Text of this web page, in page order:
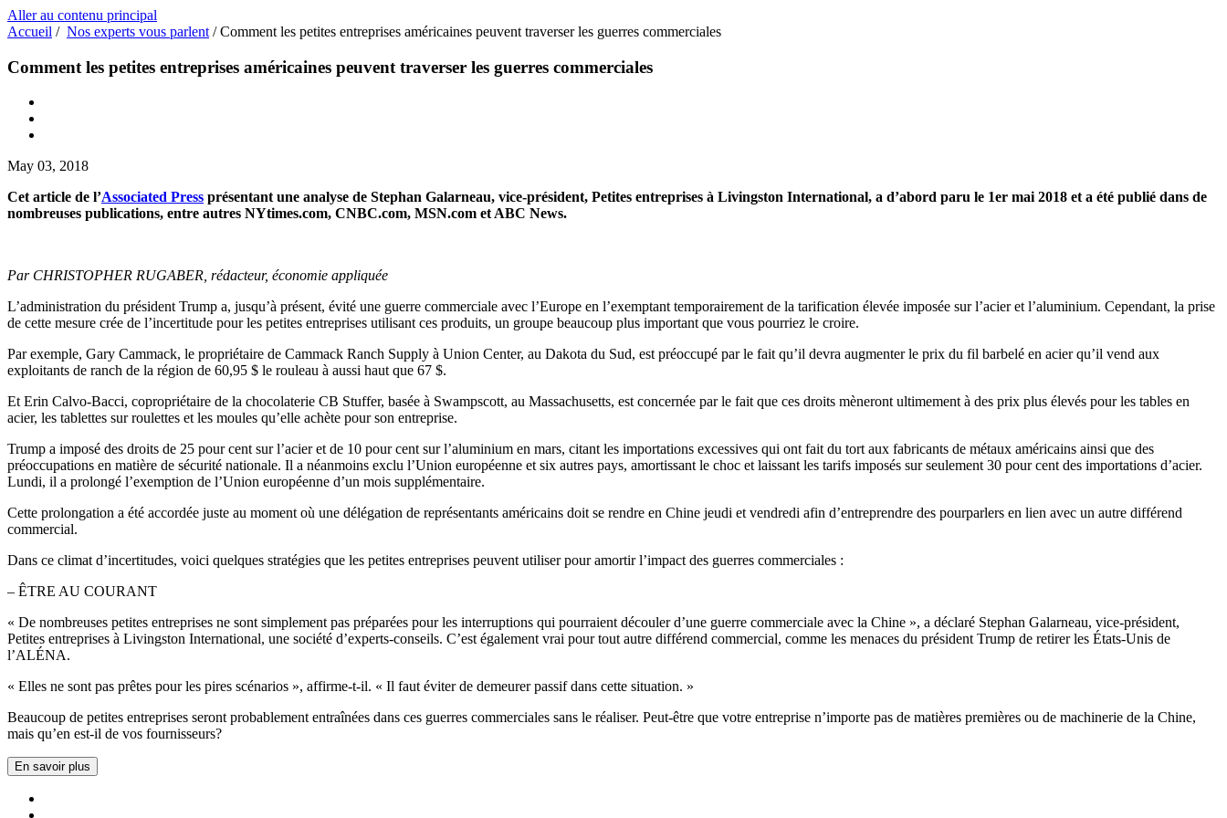
Aller au contenu principal
Accueil / Nos experts vous parlent /Comment les petites entreprises américaines peuvent traverser les guerres commerciales
Comment les petites entreprises américaines peuvent traverser les guerres commerciales
May 03, 2018
Cet article de l’Associated Press présentant une analyse de Stephan Galarneau, vice-président, Petites entreprises à Livingston International, a d’abord paru le 1er mai 2018 et a été publié dans de
nombreuses publications, entre autres NYtimes.com, CNBC.com, MSN.com etABC News.
Par CHRISTOPHER RUGABER, rédacteur, économie appliquée
L’administration du président Trump a, jusqu’à présent, évité une guerre commerciale avec l’Europe en l’exemptant temporairement de la tarification élevée imposée sur l’acier et l’aluminium. Cependant, la prise
de cette mesure crée de l’incertitude pour les petites entreprises utilisant ces produits, un groupe beaucoup plus important que vous pourriez le croire.
Par exemple, Gary Cammack, le propriétaire de Cammack Ranch Supply à Union Center, au Dakota du Sud, est préoccupé par le fait qu’il devra augmenter le prix du fil barbelé en acier qu’il vend aux
exploitants de ranch de la région de 60,95 $ le rouleau à aussi haut que 67 $.
Et Erin Calvo-Bacci, copropriétaire de la chocolaterie CB Stuffer, basée à Swampscott, au Massachusetts, est concernée par le fait que ces droits mèneront ultimement à des prix plus élevés pour les tables en
acier, les tablettes sur roulettes et les moules qu’elle achète pour son entreprise.
Trump a imposé des droits de 25 pour cent sur l’acier et de 10 pour cent sur l’aluminium en mars, citant les importations excessives qui ont fait du tort aux fabricants de métaux américains ainsi que des
préoccupations en matière de sécurité nationale. Il a néanmoins exclu l’Union européenne et six autres pays, amortissant le choc et laissant les tarifs imposés sur seulement 30 pour cent des importations d’acier.
Lundi, il a prolongé l’exemption de l’Union européenne d’un mois supplémentaire.
Cette prolongation a été accordée juste au moment où une délégation de représentants américains doit se rendre en Chine jeudi et vendredi afin d’entreprendre des pourparlers en lien avec un autre différend
commercial.
Dans ce climat d’incertitudes, voici quelques stratégies que les petites entreprises peuvent utiliser pour amortir l’impact des guerres commerciales :
– ÊTRE AU COURANT
« De nombreuses petites entreprises ne sont simplement pas préparées pour les interruptions qui pourraient découler d’une guerre commerciale avec la Chine », a déclaré Stephan Galarneau, vice-président,
Petites entreprises à Livingston International, une société d’experts-conseils. C’est également vrai pour tout autre différend commercial, comme les menaces du président Trump de retirer les États-Unis de
l’ALÉNA.
« Elles ne sont pas prêtes pour les pires scénarios », affirme-t-il. « Il faut éviter de demeurer passif dans cette situation. »
Beaucoup de petites entreprises seront probablement entraînées dans ces guerres commerciales sans le réaliser. Peut-être que votre entreprise n’importe pas de matières premières ou de machinerie de la Chine,
mais qu’en est-il de vos fournisseurs?
En savoir plus